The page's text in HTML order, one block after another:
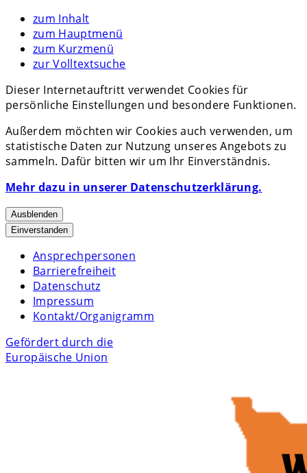
zum Inhalt
zum Hauptmenü
zum Kurzmenü
zur Volltextsuche
Dieser Internetauftritt verwendet Cookies für
persönliche Einstellungen und besondere Funktionen.
Außerdem möchten wir Cookies auch verwenden, um
statistische Daten zur Nutzung unseres Angebots zu
sammeln. Dafür bitten wir um Ihr Einverständnis.
Mehr dazu in unserer Datenschutzerklärung.
Ausblenden
Einverstanden
Ansprechpersonen
Barrierefreiheit
Datenschutz
Impressum
Kontakt/Organigramm
Gefördert durch die
Europäische Union